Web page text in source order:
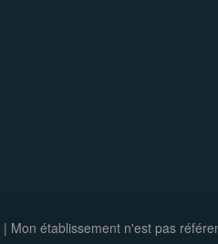
| Mon établissement n'est pas